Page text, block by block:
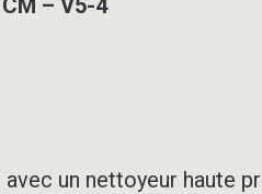
V5-
– V5-4
un nettoyeur haute